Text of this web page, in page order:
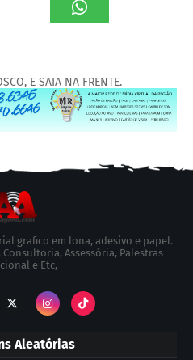
E SAIA NA FRENTE.
grafico em lona, adesivo e papel.
Assessória, Palestras
e Etc,
Aleatórias